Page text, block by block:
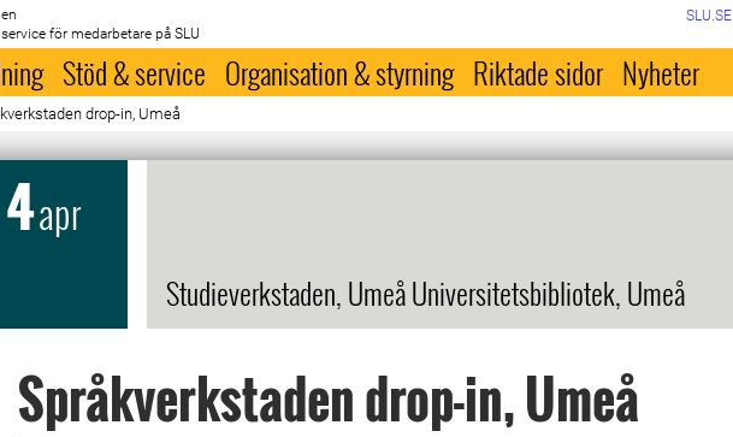
för medarbetare på SLU
SLU.SE
Stöd & service Organisation & styrning Riktade sidor Nyheter
drop-in, Umeå
4apr
Studieverkstaden, Umeå Universitetsbibliotek, Umeå
Språkverkstaden drop-in, Umeå